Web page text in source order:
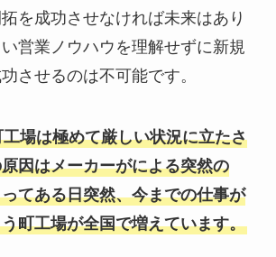
を成功させなければ未来はあり
営業ノウハウを理解せずに新規
させるのは不可能です。
場は極めて厳しい状況に立たさ
因はメーカーがによる突然の
てある日突然、今までの仕事が
町工場が全国で増えています。